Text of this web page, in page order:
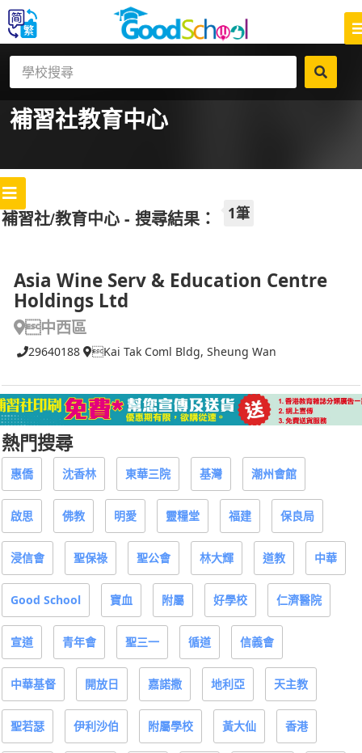
補習社教育中心
補習社/教育中心 - 搜尋結果： 1筆
Asia Wine Serv & Education Centre
Holdings Ltd
中西區
29640188 Kai Tak Coml Bldg, Sheung Wan
熱門搜尋
惠僑 沈香林 東華三院 基灣 潮州會館
啟思 佛教 明愛 靈糧堂 福建 保良局
浸信會 聖保祿 聖公會 林大輝 道教 中華
Good School 寶血 附屬 好學校 仁濟醫院
宣道 青年會 聖三一 循道 信義會
中華基督 開放日 嘉諾撒 地利亞 天主教
聖若瑟 伊利沙伯 附屬學校 黃大仙 香港